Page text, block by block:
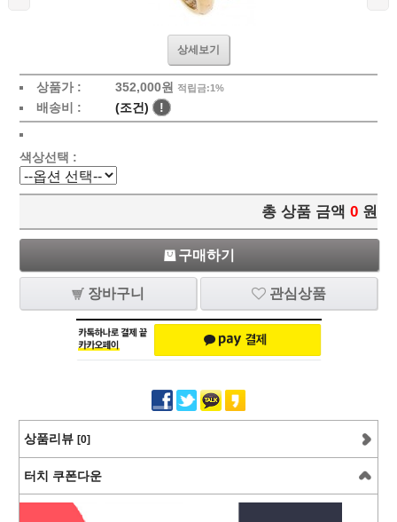
상세보기
상품가 : 352,000원 적립금:1%
배송비 : (조건) !
색상선택 :
총 상품 금액 0 원
구매하기
장바구니 관심상품
상품리뷰 [0]
터치 쿠폰다운